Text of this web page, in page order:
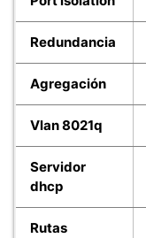
Redundancia
Agregación
Vlan 8021q
Servidor
dhcp
Rutas